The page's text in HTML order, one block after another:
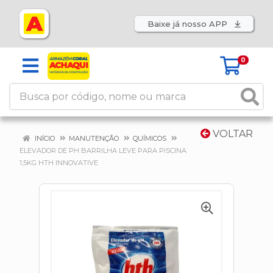
Baixe já nosso APP
0
VOLTAR
INÍCIO MANUTENÇÃO
QUÍMICOS
ELEVADOR DE PH BARRILHA LEVE PARA PISCINA
1,5KG HTH INNOVATIVE